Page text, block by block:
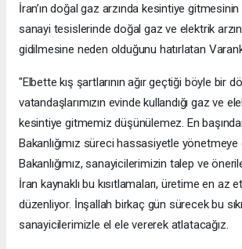
İran’ın doğal gaz arzında kesintiye gitmesinin
sanayi tesislerinde doğal gaz ve elektrik
gidilmesine neden olduğunu hatırlatan
"Elbette kış şartlarının ağır geçtiği böyle bir
vatandaşlarımızın evinde kullandığı gaz ve
kesintiye gitmemiz düşünülemez. En
Bakanlığımız süreci hassasiyetle yönetmeye
Bakanlığımız, sanayicilerimizin talep ve
İran kaynaklı bu kısıtlamaları, üretime en az
düzenliyor. İnşallah birkaç gün sürecek bu
sanayicilerimizle el ele vererek atlatacağız.